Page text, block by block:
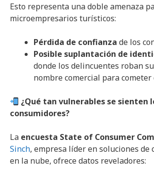
Esto representa una doble amenaza
microempresarios turísticos:
Pérdida de confianza de los
Posible suplantación de
donde los delincuentes roban
nombre comercial para cometer
¿Qué tan vulnerables se sienten
consumidores?
La encuesta State of Consumer
Sinch, empresa líder en soluciones de
en la nube, ofrece datos reveladores: